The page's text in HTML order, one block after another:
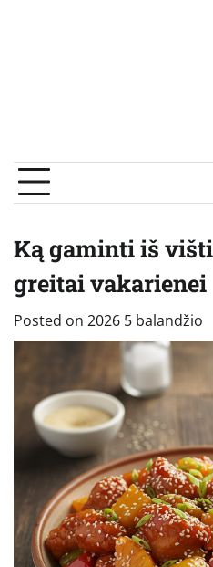
Ką gaminti iš
greitai vakarienei
Posted on 2026 5 balandžio